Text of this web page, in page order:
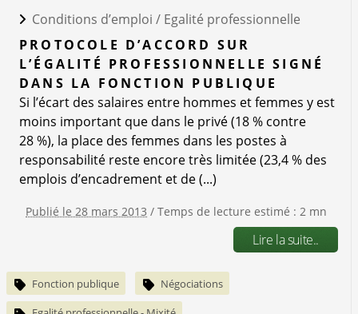
Conditions d’emploi / Egalité professionnelle
PROTOCOLE D’ACCORD SUR
L’ÉGALITÉ PROFESSIONNELLE SIGNÉ
DANS LA FONCTION PUBLIQUE
Si l’écart des salaires entre hommes et femmes y est
moins important que dans le privé (18 % contre
28 %), la place des femmes dans les postes à
responsabilité reste encore très limitée (23,4 % des
emplois d’encadrement et de (...)
Publié le 28 mars 2013 / Temps de lecture estimé : 2 mn
Lire la suite..
Fonction publique Négociations